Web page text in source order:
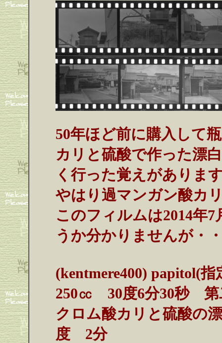
50年ほど前に購入して
カリと硫酸で作った漂
く行った覚えがありま
やはり過マンガン酸カ
このフィルムは2014年
うか分かりませんが・
(kentmere400) papitol(
250㏄ 30度6分30秒 第
クロム酸カリと硫酸の
度 2分